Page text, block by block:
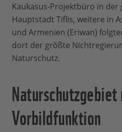
Kaukasus-Projektbüro in der
Hauptstadt Tiflis, weitere in
und Armenien (Eriwan)
dort der größte
Naturschutz.
Vorbildfunktion